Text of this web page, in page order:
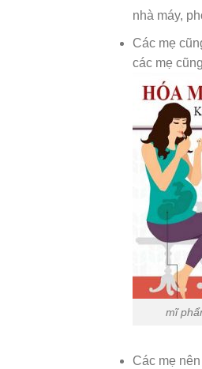
nhà máy,
Các mẹ
các mẹ
mĩ
Các mẹ